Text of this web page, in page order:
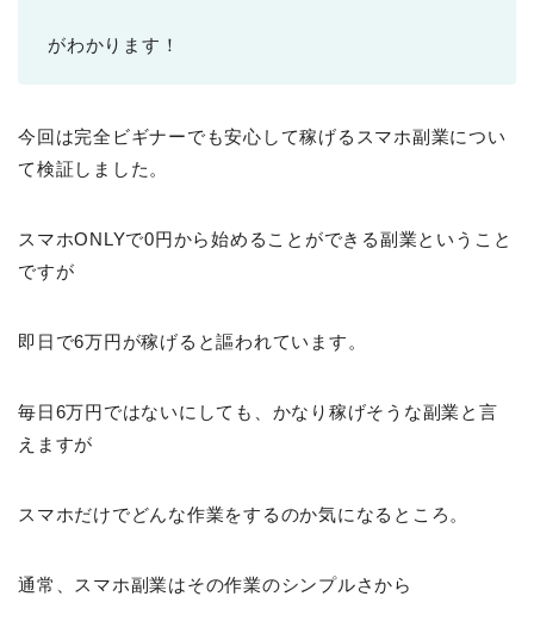
がわかります！
今回は完全ビギナーでも安心して稼げるスマホ副業につい
て検証しました。
スマホONLYで0円から始めることができる副業ということ
ですが
即日で6万円が稼げると謳われています。
毎日6万円ではないにしても、かなり稼げそうな副業と言
えますが
スマホだけでどんな作業をするのか気になるところ。
通常、スマホ副業はその作業のシンプルさから